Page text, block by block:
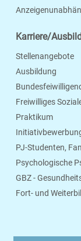
Karriere/
Stellenangebote
Ausbildung
Freiwilliges
Praktikum
PJ-Studenten,
Psychologische
GBZ -
Fort- und